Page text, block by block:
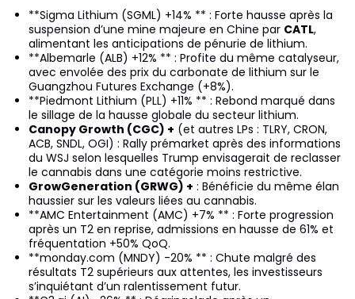
**Sigma Lithium (SGML) +14% ** : Forte hausse après la
suspension d’une mine majeure en Chine par CATL,
alimentant les anticipations de pénurie de lithium.
**Albemarle (ALB) +12% ** : Profite du même catalyseur,
avec envolée des prix du carbonate de lithium sur le
Guangzhou Futures Exchange (+8%).
**Piedmont Lithium (PLL) +11% ** : Rebond marqué dans
le sillage de la hausse globale du secteur lithium.
Canopy Growth (CGC) + (et autres LPs : TLRY, CRON,
ACB, SNDL, OGI) : Rally prémarket après des informations
du WSJ selon lesquelles Trump envisagerait de reclasser
le cannabis dans une catégorie moins restrictive.
GrowGeneration (GRWG) + : Bénéficie du même élan
haussier sur les valeurs liées au cannabis.
**AMC Entertainment (AMC) +7% ** : Forte progression
après un T2 en reprise, admissions en hausse de 61% et
fréquentation +50% QoQ.
**monday.com (MNDY) -20% ** : Chute malgré des
résultats T2 supérieurs aux attentes, les investisseurs
s’inquiétant d’un ralentissement futur.